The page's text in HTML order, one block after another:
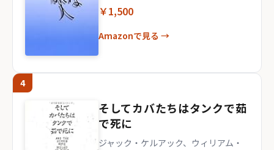
￥1,500
Amazonで見る →
4
そしてカバたちはタンクで茹
で死に
ジャック・ケルアック、ウィリアム・